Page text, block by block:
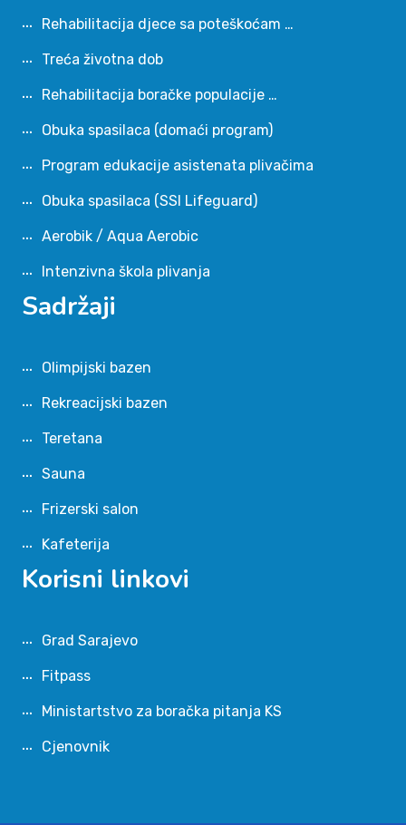
Rehabilitacija djece sa poteškoćam …
Treća životna dob
Rehabilitacija boračke populacije …
Obuka spasilaca (domaći program)
Program edukacije asistenata plivačima
Obuka spasilaca (SSI Lifeguard)
Aerobik / Aqua Aerobic
Intenzivna škola plivanja
Sadržaji
Olimpijski bazen
Rekreacijski bazen
Teretana
Sauna
Frizerski salon
Kafeterija
Korisni linkovi
Grad Sarajevo
Fitpass
Ministartstvo za boračka pitanja KS
Cjenovnik